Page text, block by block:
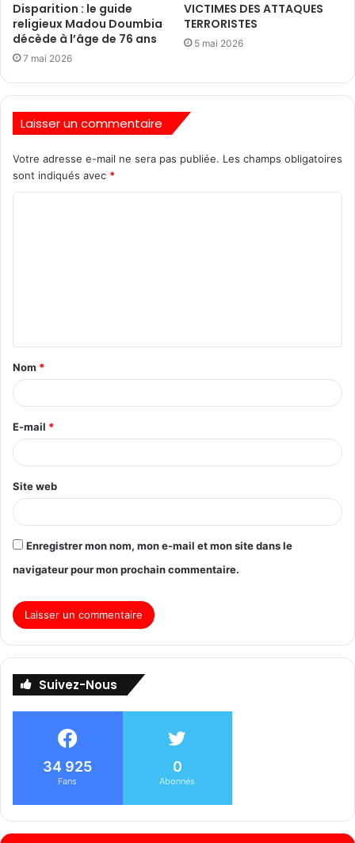
Disparition : le guide
religieux Madou Doumbia
décède à l’âge de 76 ans
7 mai 2026
VICTIMES DES ATTAQUES
TERRORISTES
5 mai 2026
Laisser un commentaire
Votre adresse e-mail ne sera pas publiée. Les champs obligatoires
sont indiqués avec *
Nom *
E-mail *
Site web
Enregistrer mon nom, mon e-mail et mon site dans le
navigateur pour mon prochain commentaire.
Suivez-Nous
34 925
Fans
0
Abonnés